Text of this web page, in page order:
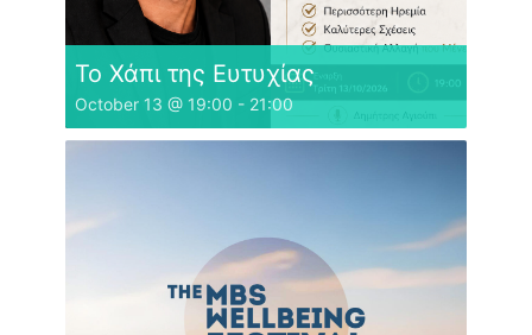
Το Χάπι της Ευτυχίας
October 13 @ 19:00 - 21:00